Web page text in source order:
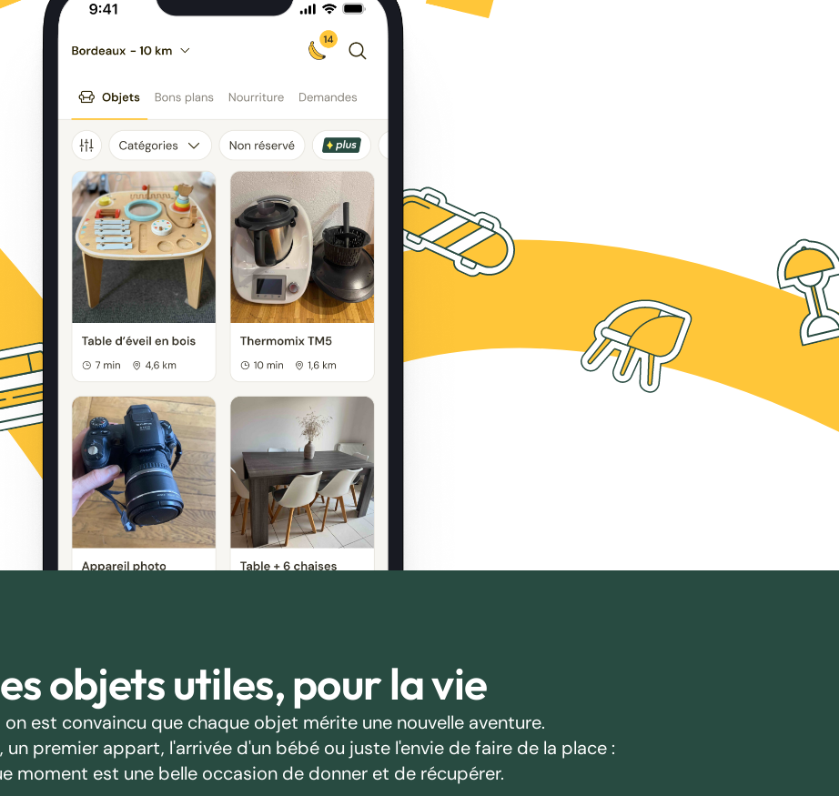
objets utiles, pour la vie
on est convaincu que chaque objet mérite une nouvelle aventure.
un premier appart, l'arrivée d'un bébé ou juste l'envie de faire de la place :
moment est une belle occasion de donner et de récupérer.